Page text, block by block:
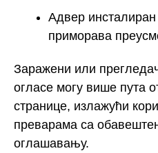
Адвер инсталиран
приморава
Заражени или
огласе могу више пута
странице, излажући
преварама са
оглашавању.